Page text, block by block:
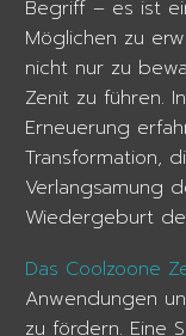
Begriff – es ist
Möglichen zu
nicht nur zu
Zenit zu führen.
Erneuerung
Transformation,
Verlangsamung
Wiedergeburt
Das Coolzoone
Anwendungen
zu fördern. Eine